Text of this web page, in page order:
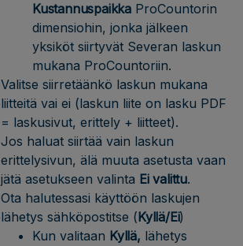
Kustannuspaikka ProCountorin
dimensiohin, jonka jälkeen
yksiköt siirtyvät Severan laskun
mukana ProCountoriin.
Valitse siirretäänkö laskun mukana
liitteitä vai ei (laskun liite on lasku PDF
= laskusivut, erittely + liitteet).
Jos haluat siirtää vain laskun
erittelysivun, älä muuta asetusta vaan
jätä asetukseen valinta Ei valittu.
Ota halutessasi käyttöön laskujen
lähetys sähköpostitse (Kyllä/Ei)
Kun valitaan Kyllä, lähetys